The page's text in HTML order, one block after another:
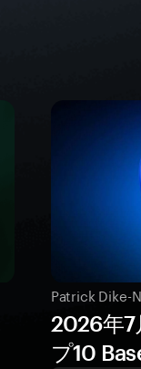
Patrick Dike-
2026年7
プ10